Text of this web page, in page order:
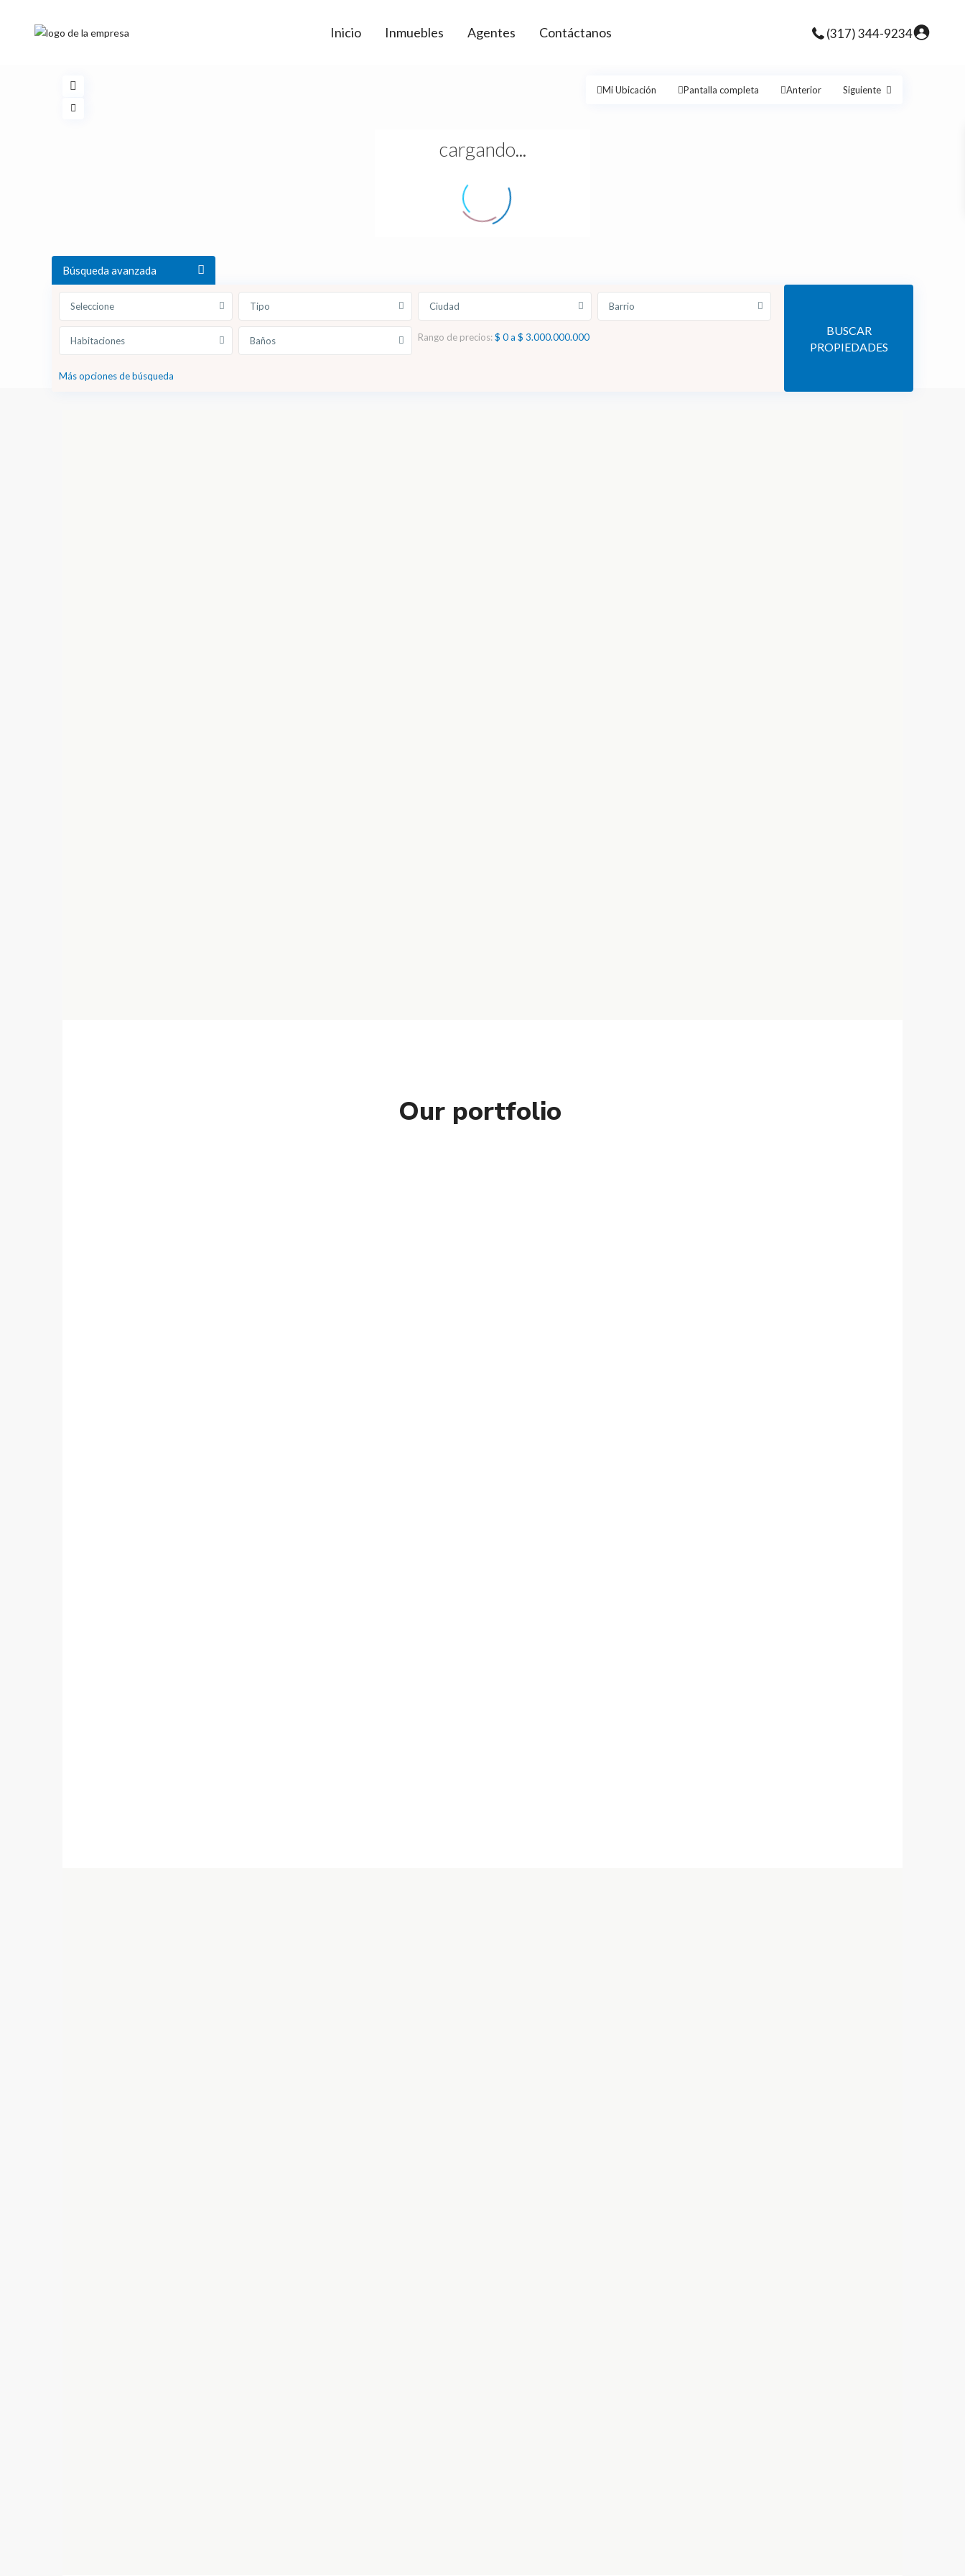
Inicio Inmuebles Agentes Contáctanos (317) 344-9234
cargando...
Mi Ubicación Pantalla completa Anterior Siguiente
Búsqueda avanzada
Seleccione Tipo Ciudad Barrio
Habitaciones Baños Rango de precios:$ 0 a $ 3.000.000.000
Más opciones de búsqueda
BUSCAR
PROPIEDADES
Our portfolio